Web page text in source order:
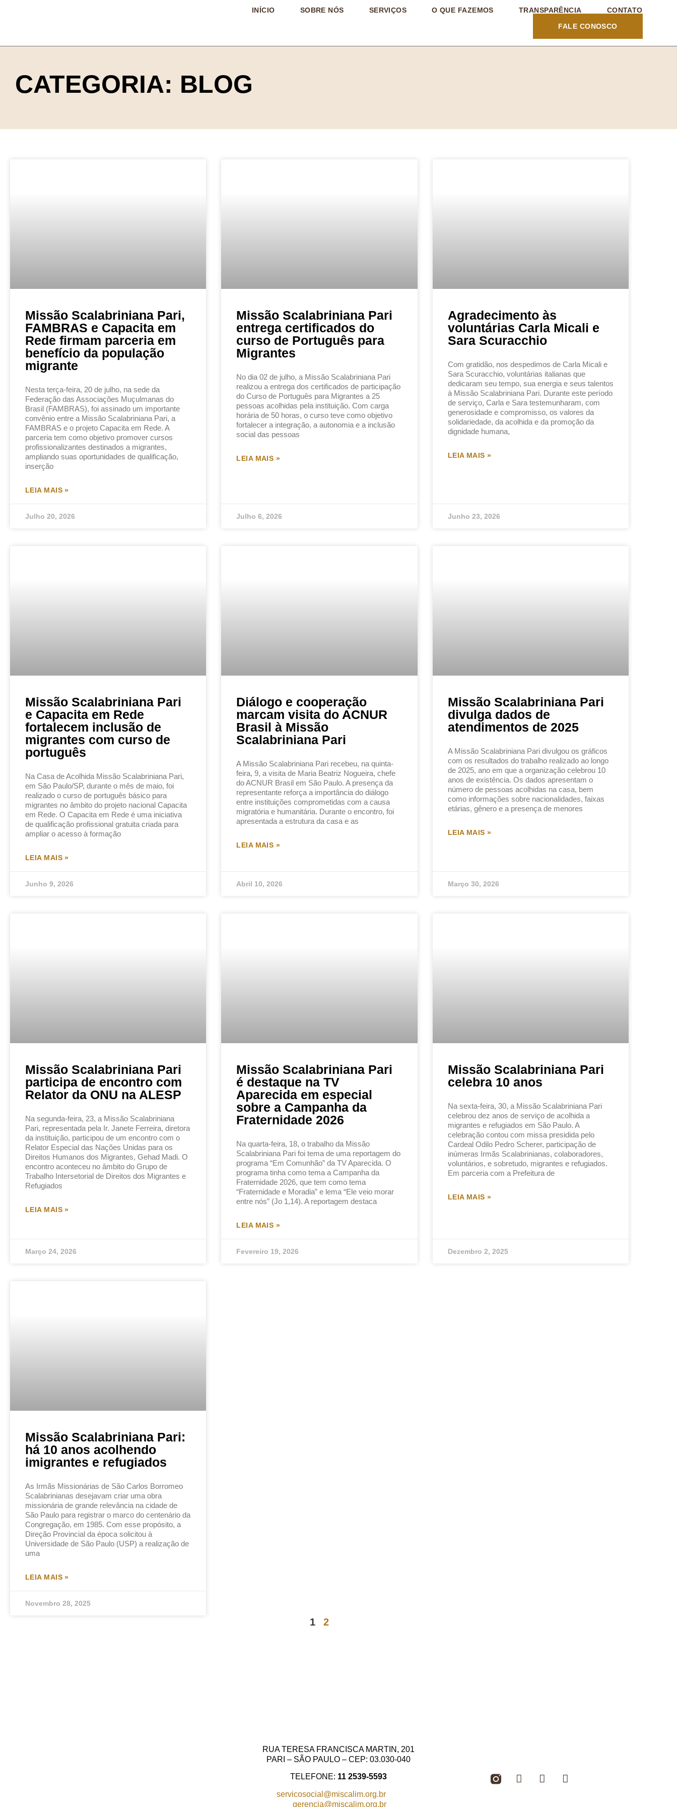
INÍCIO SOBRE NÓS SERVIÇOS O QUE FAZEMOS TRANSPARÊNCIA
CONTATO
FALE CONOSCO
CATEGORIA: BLOG
Missão Scalabriniana Pari,
FAMBRAS e Capacita em
Rede firmam parceria em
benefício da população
migrante
Nesta terça-feira, 20 de julho, na sede da
Federação das Associações Muçulmanas do
Brasil (FAMBRAS), foi assinado um importante
convênio entre a Missão Scalabriniana Pari, a
FAMBRAS e o projeto Capacita em Rede. A
parceria tem como objetivo promover cursos
profissionalizantes destinados a migrantes,
ampliando suas oportunidades de qualificação,
inserção
LEIA MAIS »
Julho 20, 2026
Missão Scalabriniana Pari
entrega certificados do
curso de Português para
Migrantes
No dia 02 de julho, a Missão Scalabriniana Pari
realizou a entrega dos certificados de participação
do Curso de Português para Migrantes a 25
pessoas acolhidas pela instituição. Com carga
horária de 50 horas, o curso teve como objetivo
fortalecer a integração, a autonomia e a inclusão
social das pessoas
LEIA MAIS »
Julho 6, 2026
Agradecimento às
voluntárias Carla Micali e
Sara Scuracchio
Com gratidão, nos despedimos de Carla Micali e
Sara Scuracchio, voluntárias italianas que
dedicaram seu tempo, sua energia e seus talentos
à Missão Scalabriniana Pari. Durante este período
de serviço, Carla e Sara testemunharam, com
generosidade e compromisso, os valores da
solidariedade, da acolhida e da promoção da
dignidade humana,
LEIA MAIS »
Junho 23, 2026
Missão Scalabriniana Pari
e Capacita em Rede
fortalecem inclusão de
migrantes com curso de
português
Na Casa de Acolhida Missão Scalabriniana Pari,
em São Paulo/SP, durante o mês de maio, foi
realizado o curso de português básico para
migrantes no âmbito do projeto nacional Capacita
em Rede. O Capacita em Rede é uma iniciativa
de qualificação profissional gratuita criada para
ampliar o acesso à formação
LEIA MAIS »
Junho 9, 2026
Diálogo e cooperação
marcam visita do ACNUR
Brasil à Missão
Scalabriniana Pari
A Missão Scalabriniana Pari recebeu, na quinta-
feira, 9, a visita de Maria Beatriz Nogueira, chefe
do ACNUR Brasil em São Paulo. A presença da
representante reforça a importância do diálogo
entre instituições comprometidas com a causa
migratória e humanitária. Durante o encontro, foi
apresentada a estrutura da casa e as
LEIA MAIS »
Abril 10, 2026
Missão Scalabriniana Pari
divulga dados de
atendimentos de 2025
A Missão Scalabriniana Pari divulgou os gráficos
com os resultados do trabalho realizado ao longo
de 2025, ano em que a organização celebrou 10
anos de existência. Os dados apresentam o
número de pessoas acolhidas na casa, bem
como informações sobre nacionalidades, faixas
etárias, gênero e a presença de menores
LEIA MAIS »
Março 30, 2026
Missão Scalabriniana Pari
participa de encontro com
Relator da ONU na ALESP
Na segunda-feira, 23, a Missão Scalabriniana
Pari, representada pela Ir. Janete Ferreira, diretora
da instituição, participou de um encontro com o
Relator Especial das Nações Unidas para os
Direitos Humanos dos Migrantes, Gehad Madi. O
encontro aconteceu no âmbito do Grupo de
Trabalho Intersetorial de Direitos dos Migrantes e
Refugiados
LEIA MAIS »
Março 24, 2026
Missão Scalabriniana Pari
é destaque na TV
Aparecida em especial
sobre a Campanha da
Fraternidade 2026
Na quarta-feira, 18, o trabalho da Missão
Scalabriniana Pari foi tema de uma reportagem do
programa “Em Comunhão” da TV Aparecida. O
programa tinha como tema a Campanha da
Fraternidade 2026, que tem como tema
“Fraternidade e Moradia” e lema “Ele veio morar
entre nós” (Jo 1,14). A reportagem destaca
LEIA MAIS »
Fevereiro 19, 2026
Missão Scalabriniana Pari
celebra 10 anos
Na sexta-feira, 30, a Missão Scalabriniana Pari
celebrou dez anos de serviço de acolhida a
migrantes e refugiados em São Paulo. A
celebração contou com missa presidida pelo
Cardeal Odilo Pedro Scherer, participação de
inúmeras Irmãs Scalabrinianas, colaboradores,
voluntários, e sobretudo, migrantes e refugiados.
Em parceria com a Prefeitura de
LEIA MAIS »
Dezembro 2, 2025
Missão Scalabriniana Pari:
há 10 anos acolhendo
imigrantes e refugiados
As Irmãs Missionárias de São Carlos Borromeo
Scalabrinianas desejavam criar uma obra
missionária de grande relevância na cidade de
São Paulo para registrar o marco do centenário da
Congregação, em 1985. Com esse propósito, a
Direção Provincial da época solicitou à
Universidade de São Paulo (USP) a realização de
uma
LEIA MAIS »
Novembro 28, 2025
1 2
RUA TERESA FRANCISCA MARTIN, 201
PARI – SÃO PAULO – CEP: 03.030-040
TELEFONE: 11 2539-5593
servicosocial@miscalim.org.br
gerencia@miscalim.org.br